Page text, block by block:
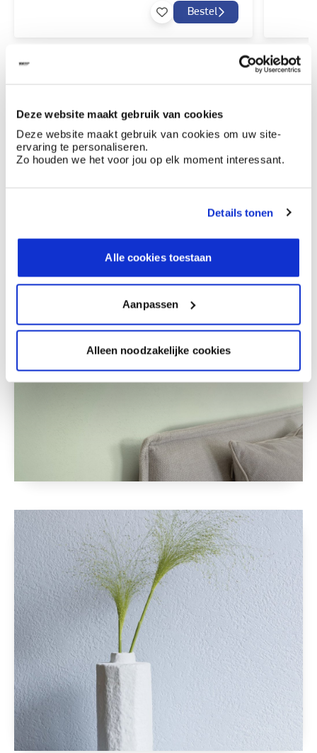
Deze website maakt gebruik van cookies
Deze website maakt gebruik van cookies om uw site-
ervaring te personaliseren.
Zo houden we het voor jou op elk moment interessant.
Details tonen
Alle cookies toestaan
Aanpassen
Alleen noodzakelijke cookies
Bestel
Bruin Off white Puntofino - korrelverf
Stone Art - steenimitatie
Deze stijlen zijn misschien ook iets voor jou